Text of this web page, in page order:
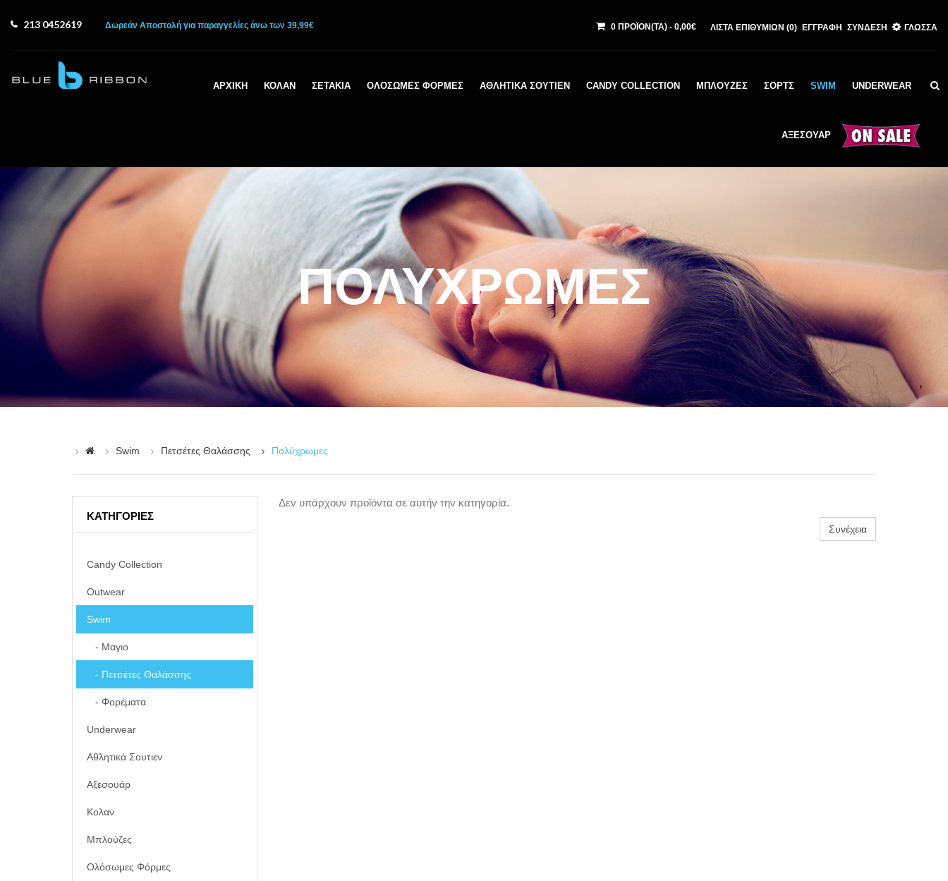
213 0452619 Δωρεάν Αποστολή για παραγγελίες άνω των 39,99€ ΛΊΣΤΑ ΕΠΙΘΥΜΙΏΝ (0) ΕΓΓΡΑΦΉ ΣΎΝΔΕΣΗ ΓΛΏΣΣΑ
0 ΠΡΟΪΌΝ(ΤΑ) - 0,00€
ΑΡΧΙΚΉ ΚΟΛΑΝ ΣΕΤΆΚΙΑ ΟΛΌΣΩΜΕΣ ΦΌΡΜΕΣ ΑΘΛΗΤΙΚΆ ΣΟΥΤΙΕΝ CANDY COLLECTION ΜΠΛΟΎΖΕΣ ΣΟΡΤΣ SWIM UNDERWEAR
ΑΞΕΣΟΥΆΡ
ΠΟΛΎΧΡΩΜΕΣ
Swim Πετσέτες Θαλάσσης Πολύχρωμες
ΚΑΤΗΓΟΡΊΕΣ
Candy Collection
Outwear
Swim
- Μαγιο
- Πετσέτες Θαλάσσης
- Φορέματα
Underwear
Αθλητικά Σουτιεν
Αξεσουάρ
Κολαν
Μπλούζες
Ολόσωμες Φόρμες
Δεν υπάρχουν προϊόντα σε αυτήν την κατηγορία.
Συνέχεια